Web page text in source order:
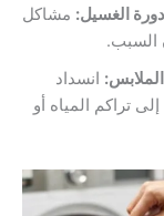
الغسيل: مشاكل
السبب.
انسداد
تراكم المياه أو